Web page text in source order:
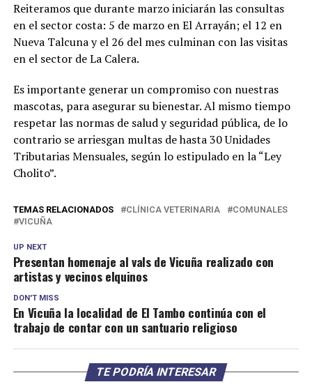
Reiteramos que durante marzo iniciarán las consultas
en el sector costa: 5 de marzo en El Arrayán; el 12 en
Nueva Talcuna y el 26 del mes culminan con las visitas
en el sector de La Calera.
Es importante generar un compromiso con nuestras
mascotas, para asegurar su bienestar. Al mismo tiempo
respetar las normas de salud y seguridad pública, de lo
contrario se arriesgan multas de hasta 30 Unidades
Tributarias Mensuales, según lo estipulado en la “Ley
Cholito”.
TEMAS RELACIONADOS CLÍNICA VETERINARIA
COMUNALES
VICUÑA
UP NEXT
Presentan homenaje al vals de Vicuña realizado con
artistas y vecinos elquinos
DON'T MISS
En Vicuña la localidad de El Tambo continúa con el
trabajo de contar con un santuario religioso
TE PODRÍA INTERESAR